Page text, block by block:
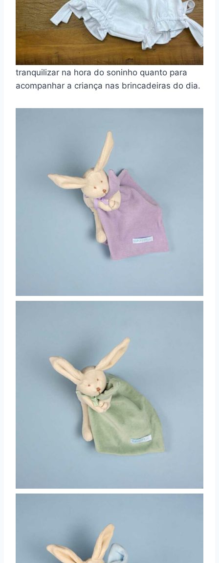
As naninhas de coelho são companheiras
perfeitas para os pequenos durante a Páscoa.
Pois combinam conforto, afeto e simbolismo
em um único item, servindo tanto para
tranquilizar na hora do soninho quanto para
acompanhar a criança nas brincadeiras do dia.